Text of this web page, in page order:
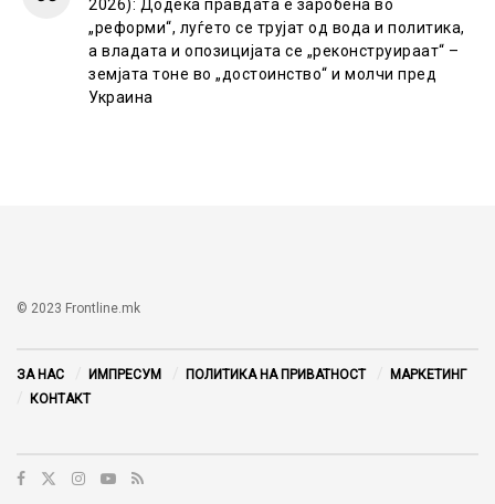
2026): Додека правдата е заробена во
„реформи“, луѓето се трујат од вода и политика,
а владата и опозицијата се „реконструираат“ –
земјата тоне во „достоинство“ и молчи пред
Украина
© 2023 Frontline.mk
ЗА НАС ИМПРЕСУМ ПОЛИТИКА НА ПРИВАТНОСТ
МАРКЕТИНГ
КОНТАКТ